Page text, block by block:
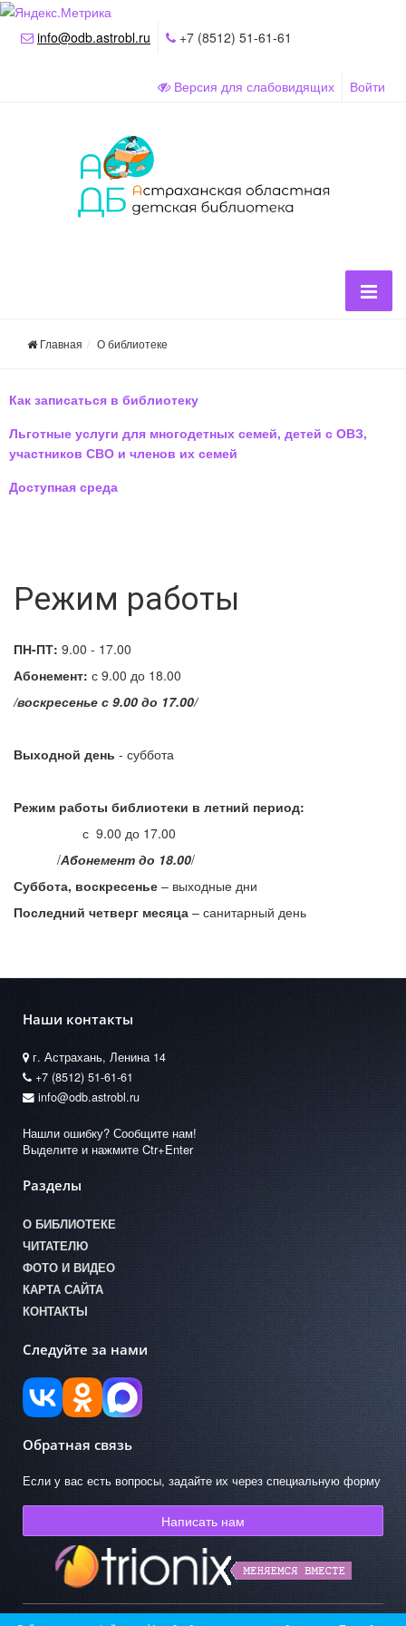
info@odb.astrobl.ru +7 (8512) 51-61-61
Версия для слабовидящих Войти
Главная О библиотеке
Как записаться в библиотеку
Льготные услуги для многодетных семей, детей с ОВЗ,
участников СВО и членов их семей
Доступная среда
Режим работы
ПН-ПТ: 9.00 - 17.00
Абонемент: с 9.00 до 18.00
/воскресенье с 9.00 до 17.00/
Выходной день - суббота
Режим работы библиотеки в летний период:
с 9.00 до 17.00
/Абонемент до 18.00/
Суббота, воскресенье – выходные дни
Последний четверг месяца – санитарный день
Наши контакты
г. Астрахань, Ленина 14
+7 (8512) 51-61-61
info@odb.astrobl.ru
Нашли ошибку? Сообщите нам!
Выделите и нажмите Ctr+Enter
Разделы
О БИБЛИОТЕКЕ
ЧИТАТЕЛЮ
ФОТО И ВИДЕО
КАРТА САЙТА
КОНТАКТЫ
Следуйте за нами
Обратная связь
Если у вас есть вопросы, задайте их через специальную форму
Написать нам